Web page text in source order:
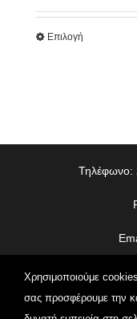
Επιλογή
Τηλέφωνο:
© Copyright
2026 |
Χρησιμοποιούμε
σας προσφέρουμε την